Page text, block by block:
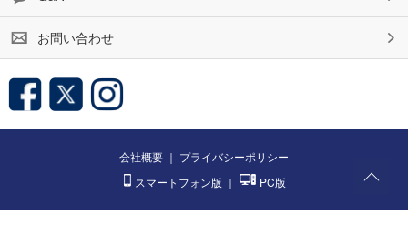
お問い合わせ
会社概要 ｜ プライバシーポリシー
スマートフォン版 ｜ PC版